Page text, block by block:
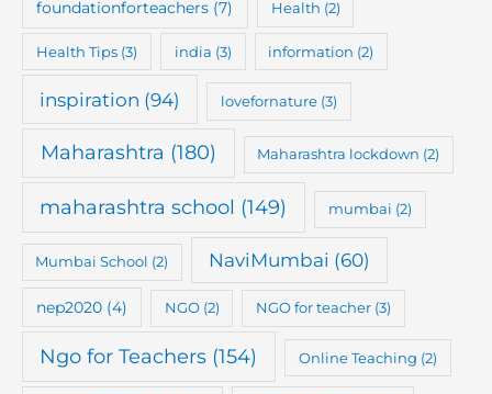
foundationforteachers (7) Health (2)
Health Tips(3) india (3) information (2)
inspiration (94) lovefornature (3)
Maharashtra (180) Maharashtra lockdown (2)
maharashtra school (149) mumbai (2)
Mumbai School (2) NaviMumbai (60)
nep2020(4) NGO(2) NGO for teacher (3)
Ngo for Teachers (154) Online Teaching (2)